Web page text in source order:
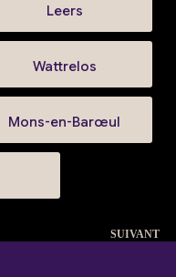
Leers
Wattrelos
Mons-en-Barœul
SUIVANT